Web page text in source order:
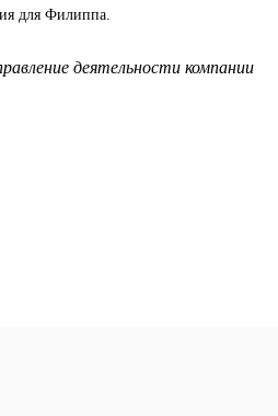
для Филиппа.
деятельности компании